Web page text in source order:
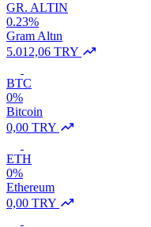
GR. ALTIN
0.23%
Gram Altın
5.012,06 TRY
BTC
0%
Bitcoin
0,00 TRY
ETH
0%
Ethereum
0,00 TRY